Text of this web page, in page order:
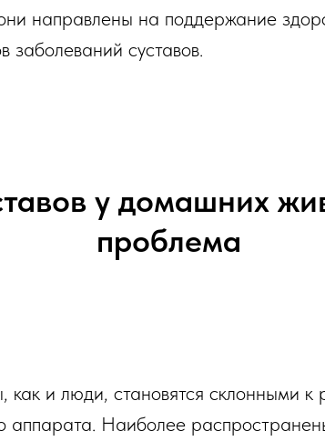
направлены на поддержание
заболеваний суставов.
у домашних
проблема
как и люди, становятся склонными к
аппарата. Наиболее